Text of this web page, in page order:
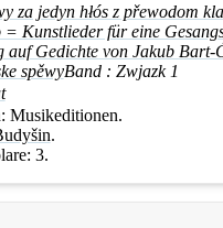
za jedyn hłós z přewodom
= Kunstlieder für eine
auf Gedichte von Jakub
spěwyBand : Zwjazk 1
Musikeditionen.
.
3.